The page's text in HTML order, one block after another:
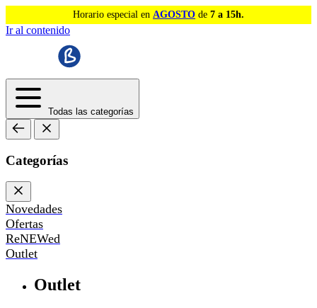
Horario especial en AGOSTO de 7 a 15h.
Ir al contenido
Todas las categorías
Categorías
Novedades
Ofertas
ReNEWed
Outlet
Outlet